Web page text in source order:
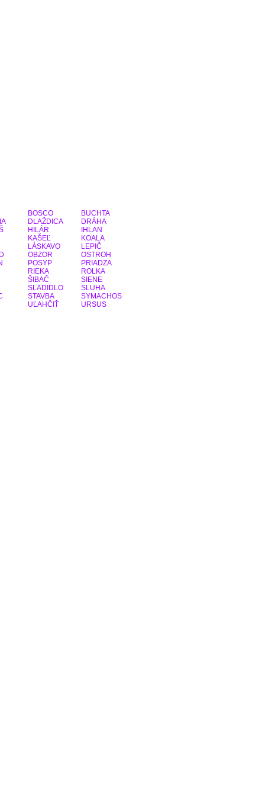
BOSCO
BUCHTA
DLAŽDICA
DRÁHA
HILÁR
IHLAN
KAŠEĽ
KOALA
LÁSKAVO
LEPIČ
OBZOR
OSTROH
POSYP
PRIADZA
RIEKA
ROLKA
ŠIBAČ
SIENE
SLADIDLO
SLUHA
STAVBA
SYMACHOS
UĽAHČIŤ
URSUS